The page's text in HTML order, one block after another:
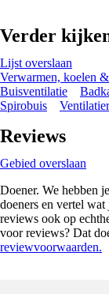
Verder
Lijst overslaan
Verwarmen, koelen
Buisventilatie
Spirobuis
Reviews
Gebied overslaan
Doener. We hebben
doeners en vertel
reviews ook op
voor reviews? Dat
reviewvoorwaarden.